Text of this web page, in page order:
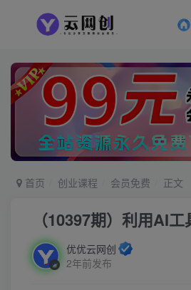
首页 创业课程 会员免费 正文
（10397期）利用AI
优优云网创
2年前发布